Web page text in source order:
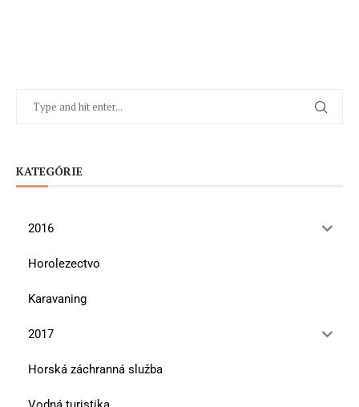
KATEGÓRIE
2016
Horolezectvo
Karavaning
2017
Horská záchranná služba